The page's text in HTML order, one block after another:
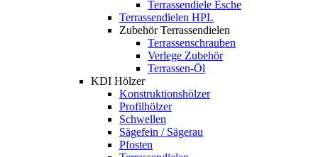
Terrassendiele Esche
Terrassendielen HPL
Zubehör Terrassendielen
Terrassenschrauben
Verlege Zubehör
Terrassen-Öl
KDI Hölzer
Konstruktionshölzer
Profilhölzer
Schwellen
Sägefein / Sägerau
Pfosten